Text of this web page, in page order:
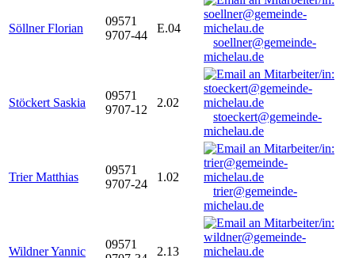
Söllner Florian
09571
9707-44
E.04
soellner@gemeinde-
michelau.de
Stöckert Saskia
09571
9707-12
2.02
stoeckert@gemeinde-
michelau.de
Trier Matthias
09571
9707-24
1.02
trier@gemeinde-
michelau.de
Wildner Yannic
09571
2.13